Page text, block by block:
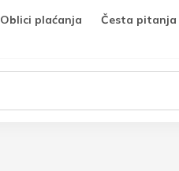
Oblici plaćanja
Česta pitanja